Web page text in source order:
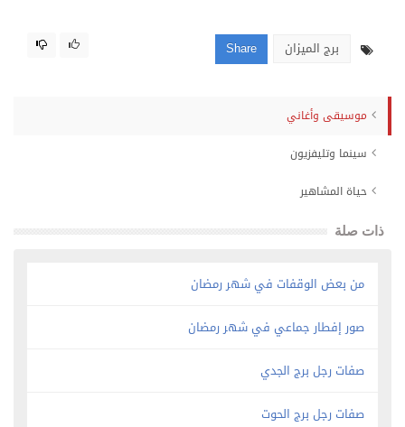
برج الميزان Share
موسيقى وأغاني
سينما وتليفزيون
حياة المشاهير
ذات صلة
من بعض الوقفات في شهر رمضان
صور إفطار جماعي في شهر رمضان
صفات رجل برج الجدي
صفات رجل برج الحوت